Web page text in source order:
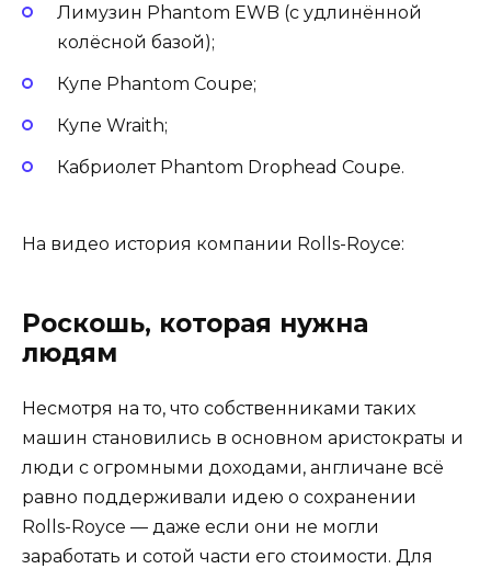
Лимузин Phantom EWB (с удлинённой
колёсной базой);
Купе Phantom Coupe;
Купе Wraith;
Кабриолет Phantom Drophead Coupe.
На видео история компании Rolls-Royce:
Роскошь, которая нужна
людям
Несмотря на то, что собственниками таких
машин становились в основном аристократы и
люди с огромными доходами, англичане всё
равно поддерживали идею о сохранении
Rolls-Royce — даже если они не могли
заработать и сотой части его стоимости. Для